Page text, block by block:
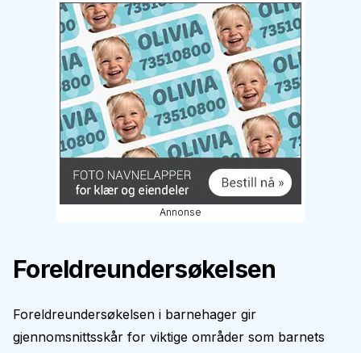
Annonse
Foreldreundersøkelsen
Foreldreundersøkelsen i barnehager gir
gjennomsnittsskår for viktige områder som barnets